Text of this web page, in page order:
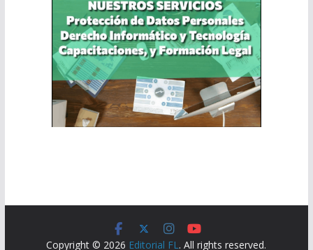
Copyright © 2026 Editorial FL. All rights reserved.